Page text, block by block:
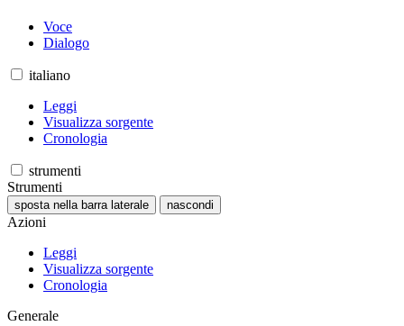
Voce
Dialogo
italiano
Leggi
Visualizza sorgente
Cronologia
strumenti
Strumenti
sposta nella barra laterale nascondi
Azioni
Leggi
Visualizza sorgente
Cronologia
Generale